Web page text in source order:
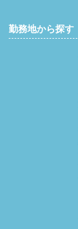
勤務地から探す